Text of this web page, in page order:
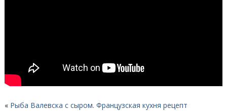
« Рыба Валевска с сыром. Французская кухня рецепт